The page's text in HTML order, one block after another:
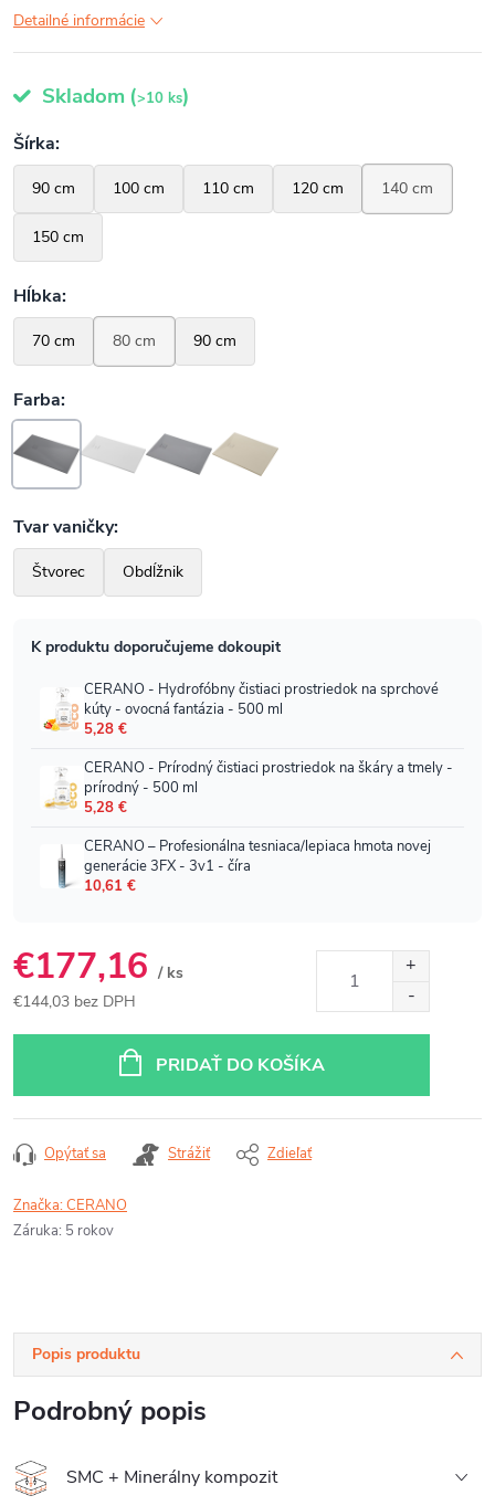
Detailné informácie
Skladom (>10 ks)
€177,16 / ks
€144,03 bez DPH
PRIDAŤ DO KOŠÍKA
Opýtať sa Strážiť Zdieľať
Značka:CERANO
Záruka: 5 rokov
Popis produktu
Podrobný popis
SMC + Minerálny kompozit